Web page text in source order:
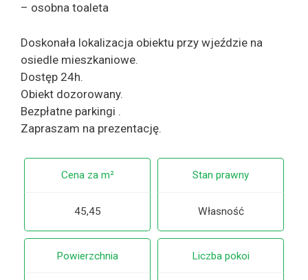
– osobna toaleta
Doskonała lokalizacja obiektu przy wjeździe na
osiedle mieszkaniowe.
Dostęp 24h.
Obiekt dozorowany.
Bezpłatne parkingi .
Zapraszam na prezentację.
Cena za m²
45,45
Stan prawny
Własność
Powierzchnia Liczba pokoi